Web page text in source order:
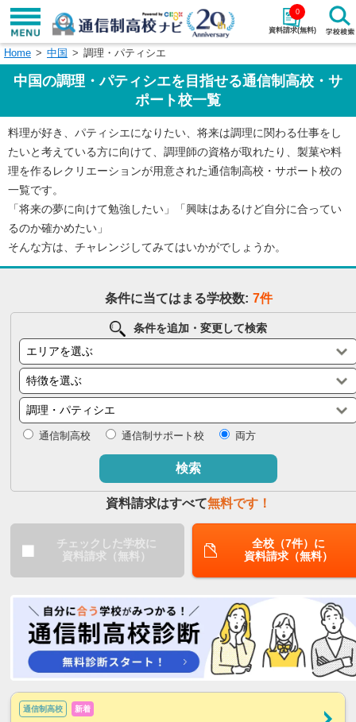
資料請求(無料)
0
学校名で探す
エリアから探す 特徴から探す
エリアを選択して探す
関東 北海道・東北
東海 北陸・甲信越
九州・沖縄
Home 中国 調理・パティシエ
中国の調理・パティシエを目指せる通信制高校・サ
ポート校一覧
料理が好き、パティシエになりたい、将来は調理に関わる仕事をし
たいと考えている方に向けて、調理師の資格が取れたり、製菓や料
理を作るレクリエーションが用意された通信制高校・サポート校の
一覧です。
「将来の夢に向けて勉強したい」「興味はあるけど自分に合ってい
るのか確かめたい」
そんな方は、チャレンジしてみてはいかがでしょうか。
条件に当てはまる学校数: 7件
条件を追加・変更して検索
通信制高校 通信制サポート校 両方
検索
資料請求はすべて無料です！
チェックした学校に
資料請求（無料）
全校（7件）に
資料請求（無料）
通信制高校 新着